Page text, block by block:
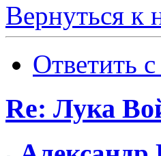
Вернуться к
Ответить
Re: Лука